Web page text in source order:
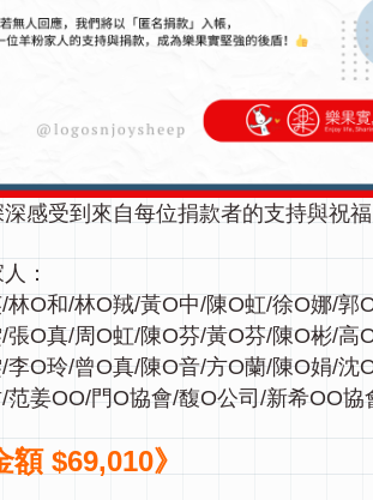
感受到來自每位捐款者的支持與祝
：
O和/林O羢/黃O中/陳O虹/徐O娜/郭
O真/周O虹/陳O芬/黃O芬/陳O彬/高
O玲/曾O真/陳O音/方O蘭/陳O娟/沈
姜OO/門O協會/馥O公司/新希OO
額 $69,010》